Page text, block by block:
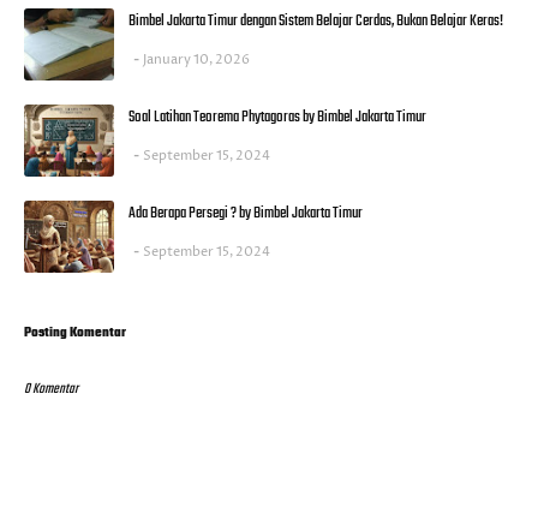
Bimbel Jakarta Timur dengan Sistem Belajar Cerdas, Bukan Belajar Keras!
January 10, 2026
Soal Latihan Teorema Phytagoras by Bimbel Jakarta Timur
September 15, 2024
Ada Berapa Persegi ? by Bimbel Jakarta Timur
September 15, 2024
Posting Komentar
0 Komentar